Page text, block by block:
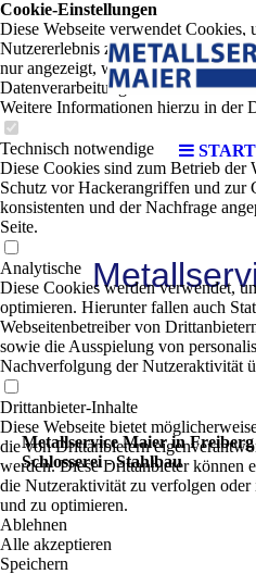
Metallservice Maier in
Schlosserei - Stahlbau
Cookie-Einstellungen
Diese Webseite verwendet Cookies,
Nutzererlebnis zu bieten.
nur angezeigt, wenn die
Datenverarbeitung kann dann auch
Weitere Informationen hierzu in der
Technisch notwendige
Diese Cookies sind zum Betrieb der
Schutz vor Hackerangriffen und zur
konsistenten und der Nachfrage
Seite.
Analytische
Diese Cookies werden verwendet,
optimieren. Hierunter fallen auch
Webseitenbetreiber von
sowie die Ausspielung von
Nachverfolgung der Nutzeraktivität
Drittanbieter-Inhalte
Diese Webseite bietet
die von Drittanbietern
werden. Diese Drittanbieter können
die Nutzeraktivität zu verfolgen oder
und zu optimieren.
Ablehnen
Alle akzeptieren
Speichern